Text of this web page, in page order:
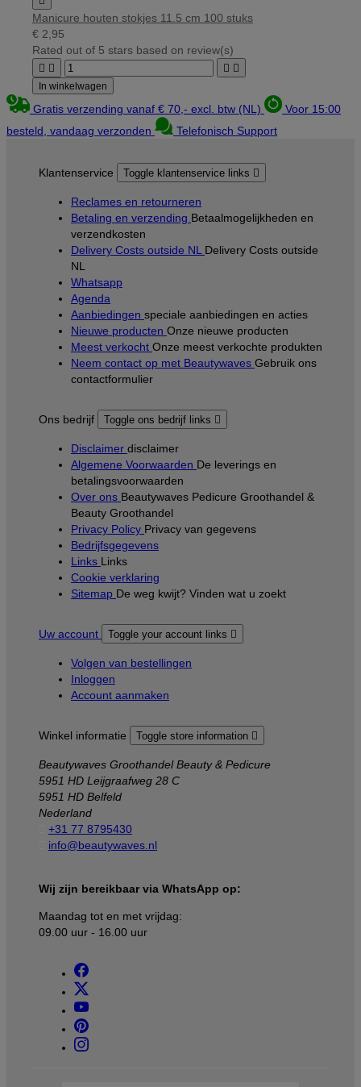
Manicure houten stokjes 11.5 cm 100 stuks
€ 2,95
Rated out of 5 stars based on review(s)
   
In winkelwagen
Gratis verzending vanaf € 70,- excl. btw (NL)
Voor 15:00
besteld, vandaag verzonden
Telefonisch Support
Klantenservice Toggle klantenservice links 
Reclames en retourneren
Betaling en verzending Betaalmogelijkheden en
verzendkosten
Delivery Costs outside NL Delivery Costs outside
NL
Whatsapp
Agenda
Aanbiedingen speciale aanbiedingen en acties
Nieuwe producten Onze nieuwe producten
Meest verkocht Onze meest verkochte produkten
Neem contact op met Beautywaves Gebruik ons
contactformulier
Ons bedrijf Toggle ons bedrijf links 
Disclaimer disclaimer
Algemene Voorwaarden De leverings en
betalingsvoorwaarden
Over ons Beautywaves Pedicure Groothandel &
Beauty Groothandel
Privacy Policy Privacy van gegevens
Bedrijfsgegevens
Links Links
Cookie verklaring
Sitemap De weg kwijt? Vinden wat u zoekt
Uw account Toggle your account links 
Volgen van bestellingen
Inloggen
Account aanmaken
Winkel informatie Toggle store information 
Beautywaves Groothandel Beauty & Pedicure
5951 HD Leijgraafweg 28 C
5951 HD Belfeld
Nederland
+31 77 8795430
info@beautywaves.nl
Wij zijn bereikbaar via WhatsApp op:
Maandag tot en met vrijdag:
09.00 uur - 16.00 uur